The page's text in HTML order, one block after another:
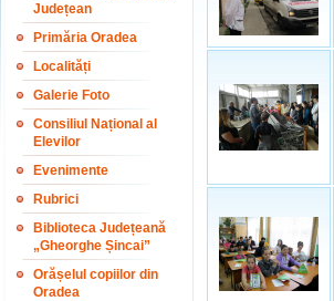
Județean
Primăria Oradea
Localități
Galerie Foto
Consiliul Național al
Elevilor
Evenimente
Rubrici
Biblioteca Județeană
„Gheorghe Șincai”
Orășelul copiilor din
Oradea